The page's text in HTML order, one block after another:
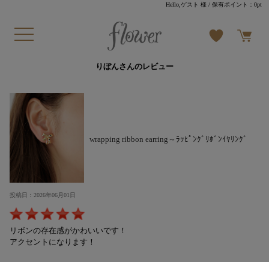
Hello,ゲスト 様 / 保有ポイント：0pt
りぼんさんのレビュー
wrapping ribbon earring～ﾗｯﾋﾟﾝｸﾞﾘﾎﾞﾝｲﾔﾘﾝｸﾞ
投稿日：2026年06月01日
リボンの存在感がかわいいです！
アクセントになります！